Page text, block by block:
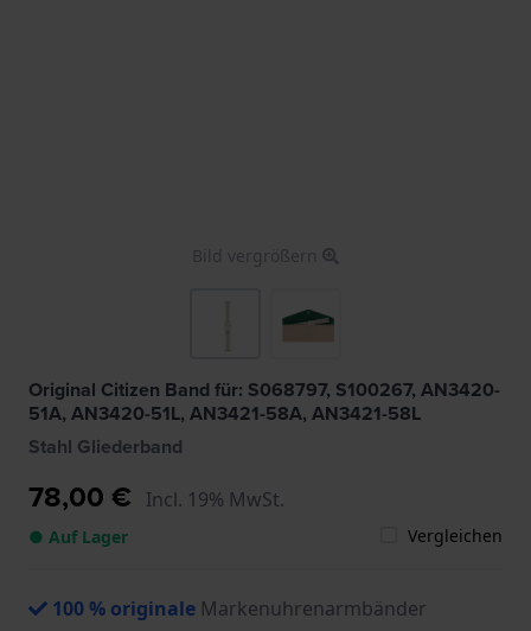
Bild vergrößern
Original Citizen Band für: S068797, S100267, AN3420-
51A, AN3420-51L, AN3421-58A, AN3421-58L
Stahl Gliederband
78,00 € Incl. 19% MwSt.
● Auf Lager Vergleichen
100 % originale Markenuhrenarmbänder